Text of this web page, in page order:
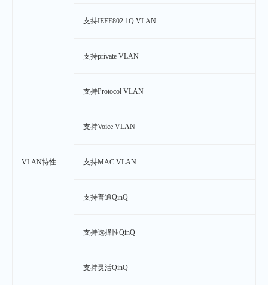
VLAN特性
支持IEEE802.1Q VLAN
支持private VLAN
支持Protocol VLAN
支持Voice VLAN
支持MAC VLAN
支持普通QinQ
支持选择性QinQ
支持灵活QinQ